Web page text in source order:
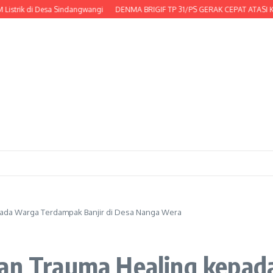
Desa Sindangwangi DENMA BRIGIF TP 31/PS GERAK CEPAT ATASI
Warga Terdampak Banjir di Desa Nanga Wera
Trauma Healing